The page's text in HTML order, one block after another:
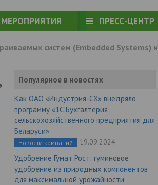
МЕРОПРИЯТИЯ ПРЕСС-ЦЕНТР
систем (Embedded Systems) и
Популярное в новостях
Как ОАО «Индустрия-СХ» внедряло
программу «1С:Бухгалтерия
сельскохозяйственного предприятия для
Беларуси»
Новости компаний 19.09.2024
Удобрение Гумат Рост: гуминовое
удобрение из природных компонентов
для максимальной урожайности